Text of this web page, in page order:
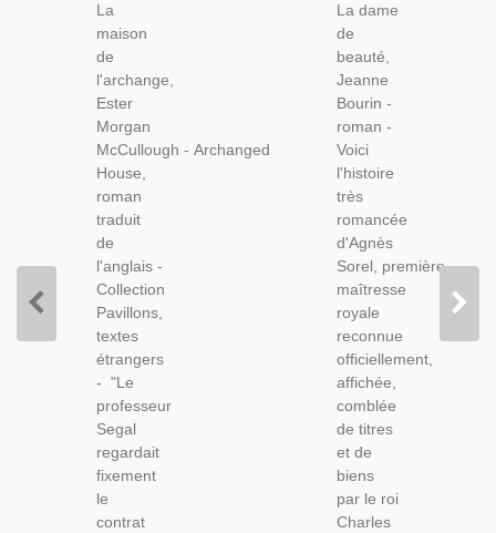
Ester
Morgan
McCullough,
1956 -
Roman
Anglais
La
maison
de
l'archange,
Ester
Morgan
McCullough - Archanged
House,
roman
traduit
de
l'anglais -
Collection
Pavillons,
textes
étrangers
- "Le
professeur
Segal
regardait
fixement
le
contrat
Bourin,
1982 -
Agnès
Sorel,
Moyen
Age 15e
Siècle,
Biographie
Romancée
La dame
de
beauté,
Jeanne
Bourin -
roman -
Voici
l'histoire
très
romancée
d'Agnès
Sorel, première
maîtresse
royale
reconnue
officiellement,
affichée,
comblée
de titres
et de
biens
par le roi
Charles